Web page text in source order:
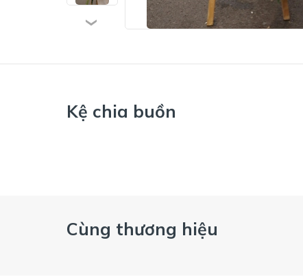
Kệ chia buồn
Cùng thương hiệu